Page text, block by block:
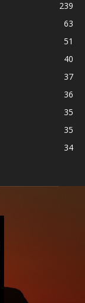
239
63
51
40
37
36
35
35
34